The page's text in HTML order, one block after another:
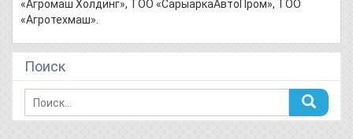
«Агромаш Холдинг», ТОО «СарыаркаАвтоПром», ТОО
«Агротехмаш».
Поиск